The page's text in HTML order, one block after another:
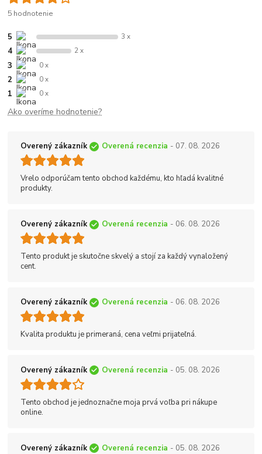
5 hodnotenie
5 3 x
4 2 x
3 0 x
2 0 x
1 0 x
Ako overíme hodnotenie?
Overený zákazník Overená recenzia - 07. 08. 2026
Vrelo odporúčam tento obchod každému, kto hľadá kvalitné
produkty.
Overený zákazník Overená recenzia - 06. 08. 2026
Tento produkt je skutočne skvelý a stojí za každý vynaložený
cent.
Overený zákazník Overená recenzia - 06. 08. 2026
Kvalita produktu je primeraná, cena veľmi prijateľná.
Overený zákazník Overená recenzia - 05. 08. 2026
Tento obchod je jednoznačne moja prvá voľba pri nákupe
online.
Overený zákazník Overená recenzia - 05. 08. 2026